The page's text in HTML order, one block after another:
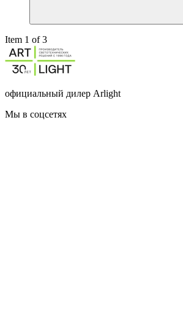
Item 1 of 3
официальный дилер Arlight
Мы в соцсетях